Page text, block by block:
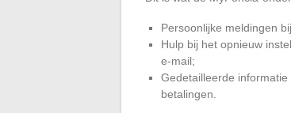
Persoonlijke meldingen
Hulp bij het opnieuw
e-mail;
Gedetailleerde
betalingen.